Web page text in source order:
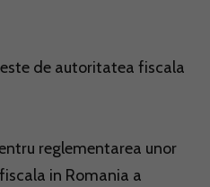
de autoritatea fiscala
reglementarea unor
in Romania a